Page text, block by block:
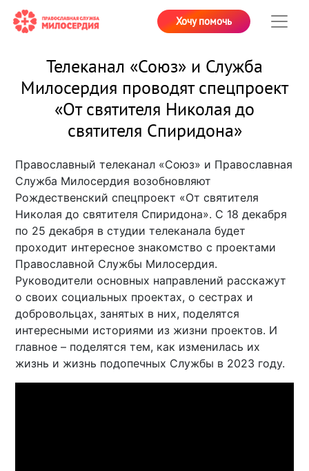
Хочу помочь
Телеканал «Союз» и Служба
Милосердия проводят спецпроект
«От святителя Николая до
святителя Спиридона»
Православный телеканал «Союз» и Православная
Служба Милосердия возобновляют
Рождественский спецпроект «От святителя
Николая до святителя Спиридона». С 18 декабря
по 25 декабря в студии телеканала будет
проходит интересное знакомство с проектами
Православной Службы Милосердия.
Руководители основных направлений расскажут
о своих социальных проектах, о сестрах и
добровольцах, занятых в них, поделятся
интересными историями из жизни проектов. И
главное – поделятся тем, как изменилась их
жизнь и жизнь подопечных Службы в 2023 году.